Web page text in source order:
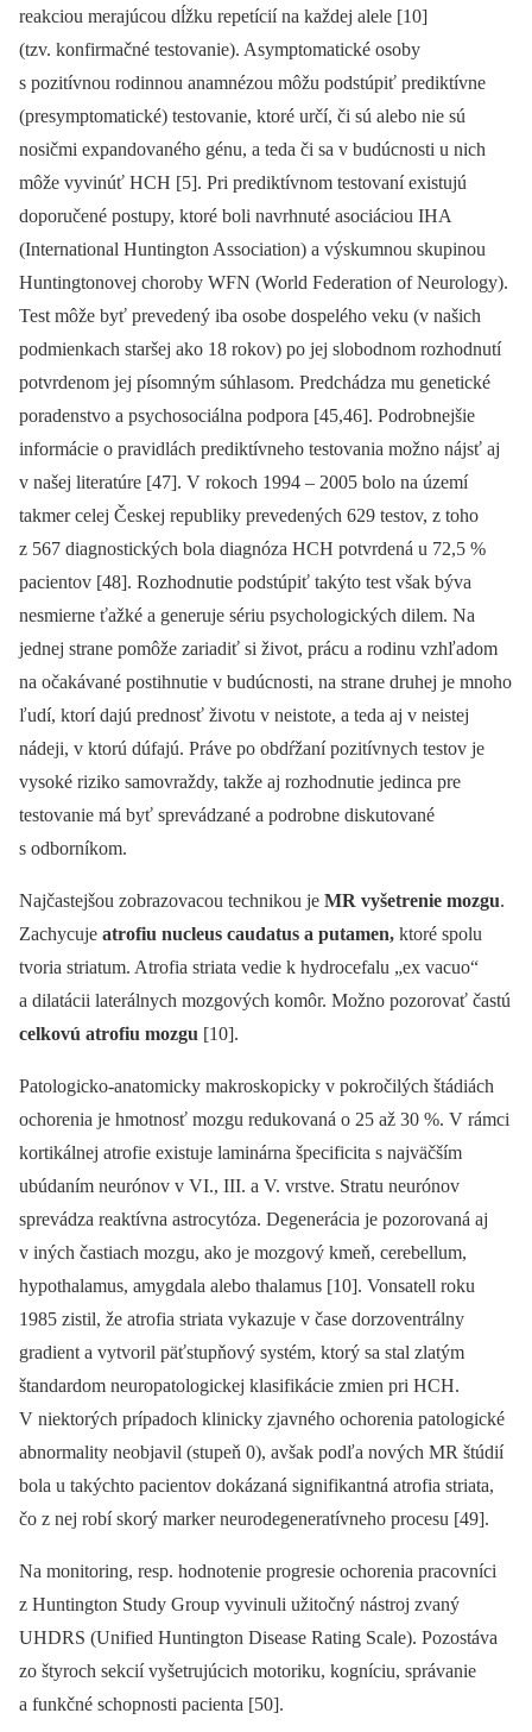
reakciou merajúcou dĺžku repetícií na každej alele [10]
(tzv. konfirmačné testovanie). Asymptomatické osoby
s pozitívnou rodinnou anamnézou môžu podstúpiť prediktívne
(presymptomatické) testovanie, ktoré určí, či sú alebo nie sú
nosičmi expandovaného génu, a teda či sa v budúcnosti u nich
môže vyvinúť HCH [5]. Pri prediktívnom testovaní existujú
doporučené postupy, ktoré boli navrhnuté asociáciou IHA
(International Huntington Association) a výskumnou skupinou
Huntingtonovej choroby WFN (World Federation of Neurology).
Test môže byť prevedený iba osobe dospelého veku (v našich
podmienkach staršej ako 18 rokov) po jej slobodnom rozhodnutí
potvrdenom jej písomným súhlasom. Predchádza mu genetické
poradenstvo a psychosociálna podpora [45,46]. Podrobnejšie
informácie o pravidlách prediktívneho testovania možno nájsť aj
v našej literatúre [47]. V rokoch 1994 –⁠ 2005 bolo na území
takmer celej Českej republiky prevedených 629 testov, z toho
z 567 dia­gnostických bola dia­gnóza HCH potvrdená u 72,5 %
pacientov [48]. Rozhodnutie podstúpiť takýto test však býva
nesmierne ťažké a generuje sériu psychologických dilem. Na
jednej strane pomôže zariadiť si život, prácu a rodinu vzhľadom
na očakávané postihnutie v budúcnosti, na strane druhej je mnoho
ľudí, ktorí dajú prednosť životu v neistote, a teda aj v neistej
nádeji, v ktorú dúfajú. Práve po obdŕžaní pozitívnych testov je
vysoké riziko samovraždy, takže aj rozhodnutie jedinca pre
testovanie má byť sprevádzané a podrobne diskutované
s odborníkom.
Najčastejšou zobrazovacou technikou je MR vyšetrenie mozgu.
Zachycuje atrofiu nucleus caudatus a putamen, ktoré spolu
tvoria striatum. Atrofia striata vedie k hydrocefalu „ex vacuo“
a dilatácii laterálnych mozgových komôr. Možno pozorovať častú
celkovú atrofiu mozgu [10].
Patologicko‑anatomicky makroskopicky v pokročilých štádiách
ochorenia je hmotnosť mozgu redukovaná o 25 až 30 %. V rámci
kortikálnej atrofie existuje laminárna špecificita s najväčším
ubúdaním neurónov v VI., III. a V. vrstve. Stratu neurónov
sprevádza reaktívna astrocytóza. Degenerácia je pozorovaná aj
v iných častiach mozgu, ako je mozgový kmeň, cerebellum,
hypothalamus, amygdala alebo thalamus [10]. Vonsatell roku
1985 zistil, že atrofia striata vykazuje v čase dorzoventrálny
gradient a vytvoril päťstupňový systém, ktorý sa stal zlatým
štandardom neuropatologickej klasifikácie zmien pri HCH.
V niektorých prípadoch klinicky zjavného ochorenia patologické
abnormality neobjavil (stupeň 0), avšak podľa nových MR štúdií
bola u takýchto pacientov dokázaná signifikantná atrofia striata,
čo z nej robí skorý marker neurodegeneratívneho procesu [49].
Na monitoring, resp. hodnotenie pro­gresie ochorenia pracovníci
z Huntington Study Group vyvinuli užitočný nástroj zvaný
UHDRS (Unified Huntington Disease Rating Scale). Pozostáva
zo štyroch sekcií vyšetrujúcich motoriku, kogníciu, správanie
a funkčné schopnosti pacienta [50].